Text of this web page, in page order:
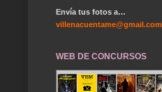
Envía tus fotos a…
villenacuentame@gmail.com
WEB DE CONCURSOS